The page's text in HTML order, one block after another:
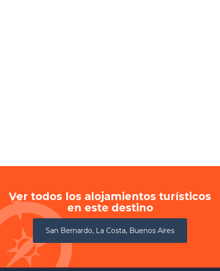
Ver todos los alojamientos turísticos
en este destino
San Bernardo, La Costa, Buenos Aires